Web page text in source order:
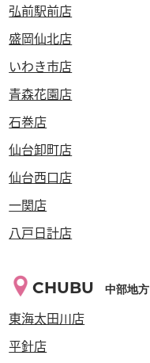
弘前駅前店
盛岡仙北店
いわき市店
青森花園店
石巻店
仙台卸町店
仙台西口店
一関店
八戸日計店
CHUBU 中部地方
東海太田川店
平針店